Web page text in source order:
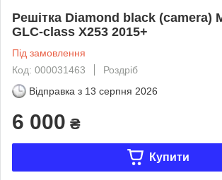
Решітка Diamond black (camera)
GLC-class X253 2015+
Під замовлення
Код: 000031463
Роздріб
Відправка з 13 серпня 2026
6 000 ₴
Купити